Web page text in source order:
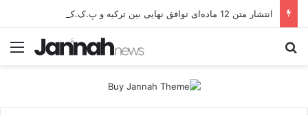
انتشار متن 12 ماده‌ای توافق نهایی بین ترکیه و پ.ک.ک